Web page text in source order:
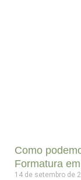
Como
Formatura
14 de setembro de